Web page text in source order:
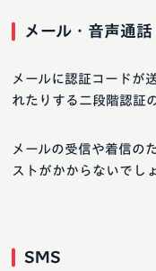
メール・音声通話
メールに認証コードが
れたりする二段階認証
メールの受信や着信の
ストがかからないでしょ
SMS